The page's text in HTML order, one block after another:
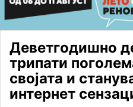
Деветгодишно
трипати
својата и
интернет